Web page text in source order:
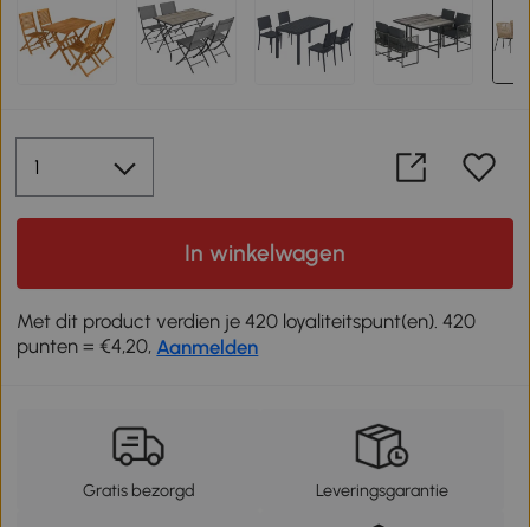
In winkelwagen
Met dit product verdien je 420 loyaliteitspunt(en). 420
punten = €4,20, Aanmelden
Gratis bezorgd Leveringsgarantie